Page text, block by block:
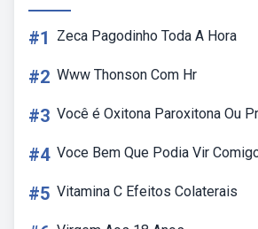
#1 Zeca Pagodinho Toda A Hora
#2 Www Thonson Com Hr
#3 Você é Oxitona Paroxitona Ou
#4 Voce Bem Que Podia Vir
#5 Vitamina C Efeitos Colaterais